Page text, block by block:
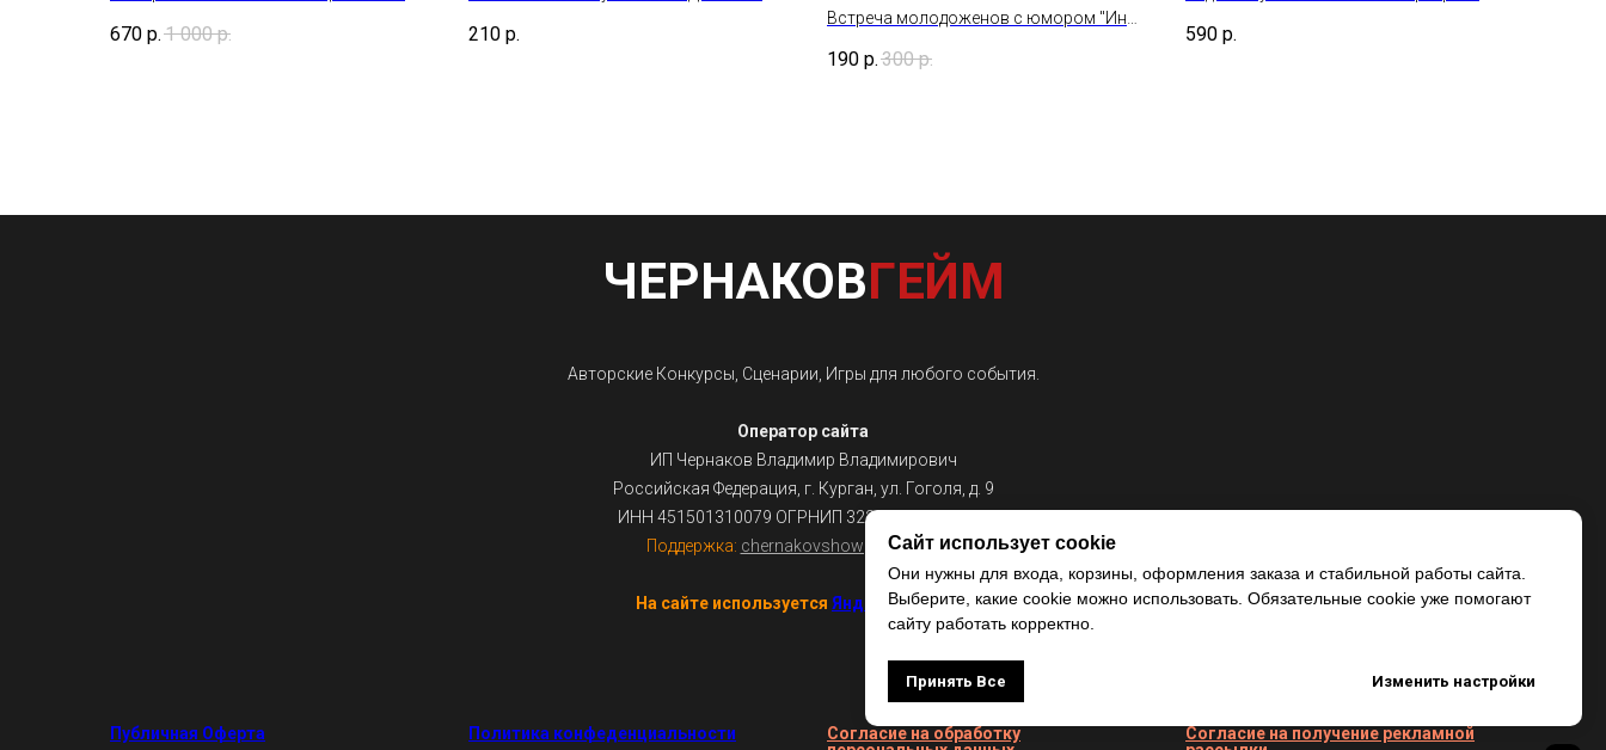
670 р. 1 000 р.
и даже подарит путевку на побережье
210 р.
Встреча молодоженов с юмором "Инь
190 р. 300 р.
гости открывают вечер общей песней!
590 р.
Сайт использует cookie
Они нужны для входа, корзины, оформления заказа и стабильной работы сайта.
Выберите, какие cookie можно использовать. Обязательные cookie уже помогают
сайту работать корректно.
Принять Все Изменить настройки
ЧЕРНАКОВГЕЙМ
Авторские Конкурсы, Сценарии, Игры для любого события.
Оператор сайта
ИП Чернаков Владимир Владимирович
Российская Федерация, г. Курган, ул. Гоголя, д. 9
ИНН 451501310079 ОГРНИП 322450000014851
Поддержка: chernakovshow@gmail.com
На сайте используется Яндекс.Метрика
Публичная Оферта Политика конфеденциальности
Согласие на обработку
Согласие на получение рекламной